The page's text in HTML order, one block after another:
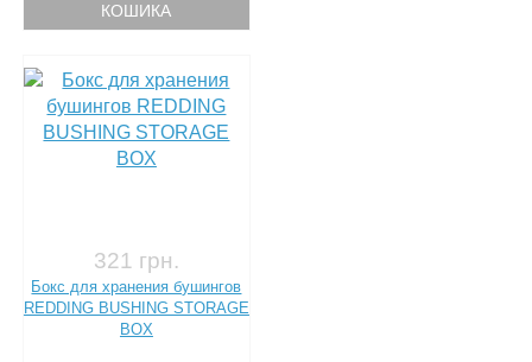
КОШИКА
321 грн.
Бокс для хранения бушингов
REDDING BUSHING STORAGE
BOX